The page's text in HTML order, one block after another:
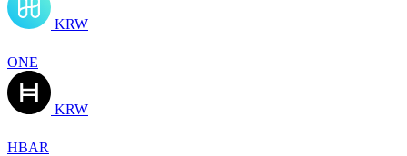
KRW
ONE
KRW
HBAR